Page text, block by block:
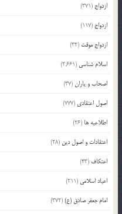
ازدواج (371)
ازدواج (117)
ازدواج موقت (32)
اسلام شناسی (2,661)
اصحاب و یاران(37)
اصول اعتقادی (777)
اطلاعیه ها (26)
اعتقادات و اصول دین (28)
اعتکاف (43)
اعیاد اسلامی (211)
امام جعفر صادق (ع)(372)